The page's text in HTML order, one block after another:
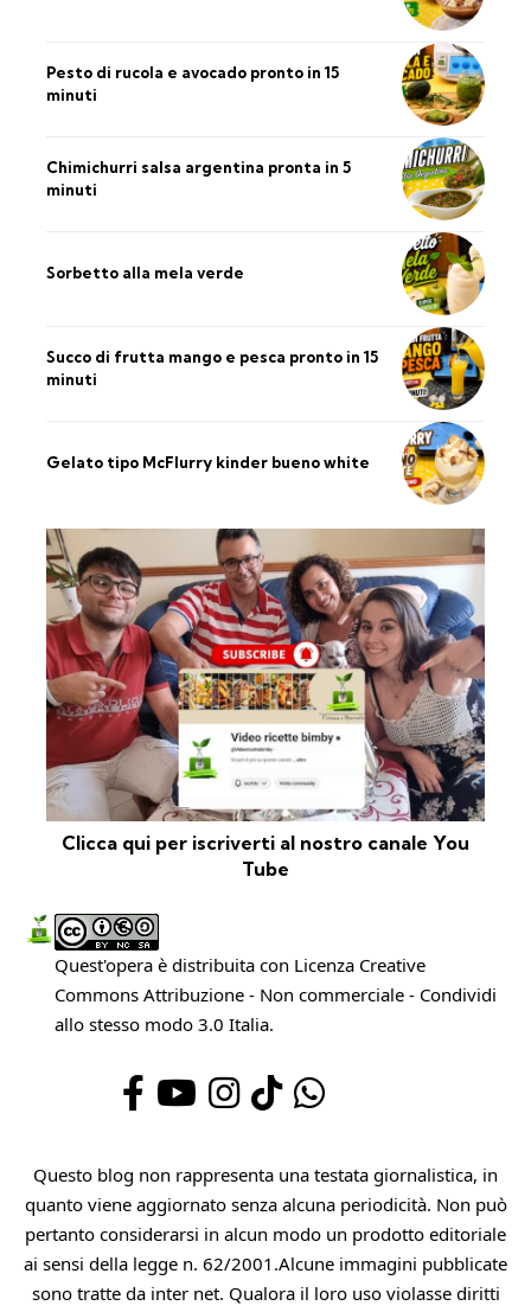
Pesto di rucola e avocado pronto in 15
minuti
Chimichurri salsa argentina pronta in 5
minuti
Sorbetto alla mela verde
Succo di frutta mango e pesca pronto in 15
minuti
Gelato tipo McFlurry kinder bueno white
Clicca qui per iscriverti al nostro canale You
Tube
Quest'opera è distribuita con Licenza Creative
Commons Attribuzione - Non commerciale - Condividi
allo stesso modo 3.0 Italia.
Questo blog non rappresenta una testata giornalistica, in
quanto viene aggiornato senza alcuna periodicità. Non può
pertanto considerarsi in alcun modo un prodotto editoriale
ai sensi della legge n. 62/2001.Alcune immagini pubblicate
sono tratte da inter net. Qualora il loro uso violasse diritti